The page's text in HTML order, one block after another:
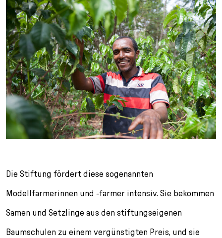
Die Stiftung fördert diese sogenannten
Modellfarmerinnen und -farmer intensiv. Sie bekommen
Samen und Setzlinge aus den stiftungseigenen
Baumschulen zu einem vergünstigten Preis, und sie